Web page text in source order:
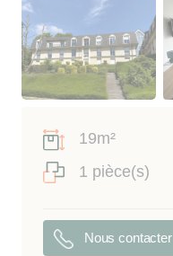
19m²
1 pièce(s)
Nous contacter